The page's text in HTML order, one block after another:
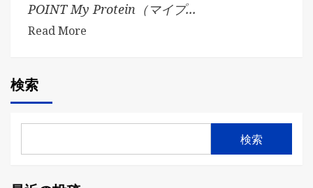
POINT My Protein（マイプ...
Read More
検索
検索